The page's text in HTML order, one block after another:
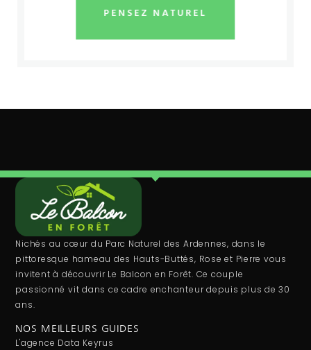
PENSEZ NATUREL
Nichés au cœur du Parc Naturel des Ardennes, dans le
pittoresque hameau des Hauts-Buttés, Rose et Pierre vous
invitent à découvrir Le Balcon en Forêt. Ce couple
passionné vit dans ce cadre enchanteur depuis plus de 30
ans.
NOS MEILLEURS GUIDES
L'agence Data Keyrus